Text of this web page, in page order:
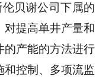
伦贝谢公司下属的
对提高单井产量和
的产能的方法进行
和控制、多项流监